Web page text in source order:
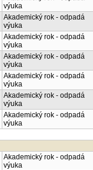
výuka
Akademický rok - odpadá
výuka
Akademický rok - odpadá
výuka
Akademický rok - odpadá
výuka
Akademický rok - odpadá
výuka
Akademický rok - odpadá
výuka
Akademický rok - odpadá
výuka
Akademický rok - odpadá
výuka